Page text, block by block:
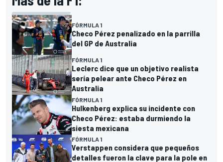
FÓRMULA 1
Checo Pérez penalizado en la parrilla
del GP de Australia
FÓRMULA 1
Leclerc dice que un objetivo realista
sería pelear ante Checo Pérez en
Australia
FÓRMULA 1
Hulkenberg explica su incidente con
Checo Pérez: estaba durmiendo la
siesta mexicana
FÓRMULA 1
Verstappen considera que pequeños
detalles fueron la clave para la pole en